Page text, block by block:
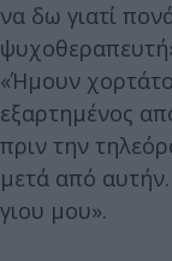
να δω γιατί
«Ήμουν
εξαρτημένος
πριν την
μετά από
γιου μου».